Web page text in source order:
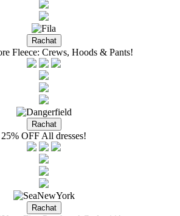
Fleece: Crews, Hoods & Pants!
25% OFF All dresses!